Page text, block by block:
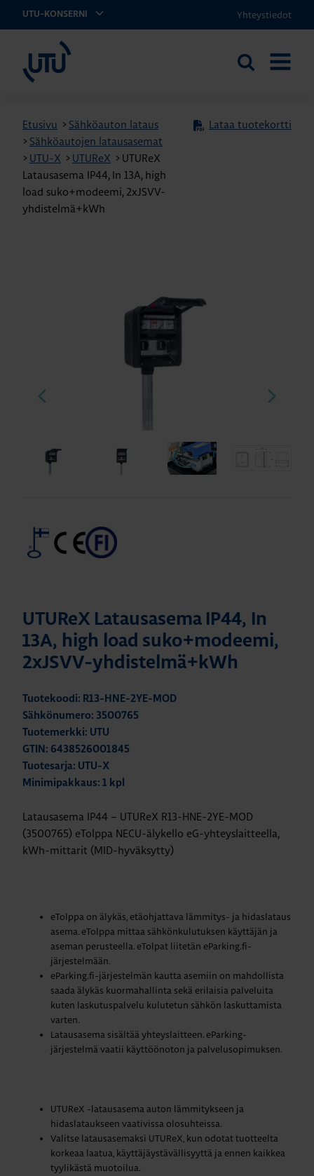
UTU-KONSERNI Yhteystiedot
Etsi
Etusivu > Sähköauton lataus
> Sähköautojen latausasemat
> UTU-X > UTUReX > UTUReX
Latausasema IP44, In 13A, high
load suko+modeemi, 2xJSVV-
yhdistelmä+kWh
Lataa tuotekortti
UTUReX Latausasema IP44, In
13A, high load suko+modeemi,
2xJSVV-yhdistelmä+kWh
Tuotekoodi: R13-HNE-2YE-MOD
Sähkönumero: 3500765
Tuotemerkki: UTU
GTIN: 6438526001845
Tuotesarja: UTU-X
Minimipakkaus: 1 kpl
Latausasema IP44 – UTUReX R13-HNE-2YE-MOD
(3500765) eTolppa NECU-älykello eG-yhteyslaitteella,
kWh-mittarit (MID-hyväksytty)
eTolppa on älykäs, etäohjattava lämmitys- ja hidaslataus
asema. eTolppa mittaa sähkönkulutuksen käyttäjän ja
aseman perusteella. eTolpat liitetän eParking.fi-
järjestelmään.
eParking.fi-järjestelmän kautta asemiin on mahdollista
saada älykäs kuormahallinta sekä erilaisia palveluita
kuten laskutuspalvelu kulutetun sähkön laskuttamista
varten.
Latausasema sisältää yhteyslaitteen. eParking-
järjestelmä vaatii käyttöönoton ja palvelusopimuksen.
UTUReX -latausasema auton lämmitykseen ja
hidaslataukseen vaativissa olosuhteissa.
Valitse latausasemaksi UTUReX, kun odotat tuotteelta
korkeaa laatua, käyttäjäystävällisyyttä ja ennen kaikkea
tyylikästä muotoilua.